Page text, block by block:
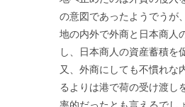
の意図であったようでうが
地の内外で外商と日本商人
し、日本商人の資産蓄積を
又、外商にしても不慣れな
るよりは港で荷の受け渡し